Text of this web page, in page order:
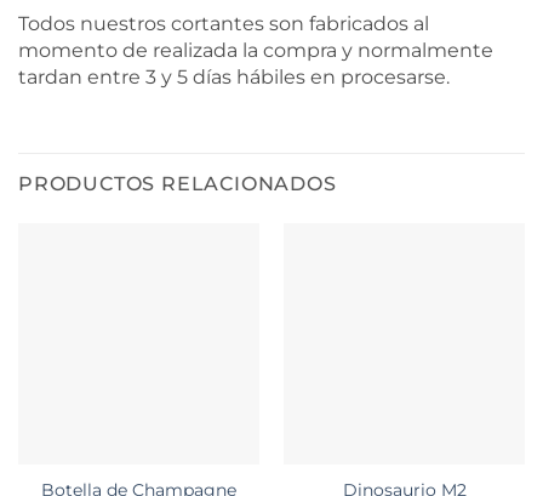
Todos nuestros cortantes son fabricados al
momento de realizada la compra y normalmente
tardan entre 3 y 5 días hábiles en procesarse.
PRODUCTOS RELACIONADOS
Botella de Champagne Dinosaurio M2